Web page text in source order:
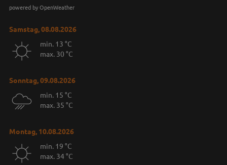
powered by OpenWeather
Samstag, 08.08.2026
min. 13 °C
max. 30 °C
Sonntag, 09.08.2026
min. 15 °C
max. 35 °C
Montag, 10.08.2026
min. 19 °C
max. 34 °C